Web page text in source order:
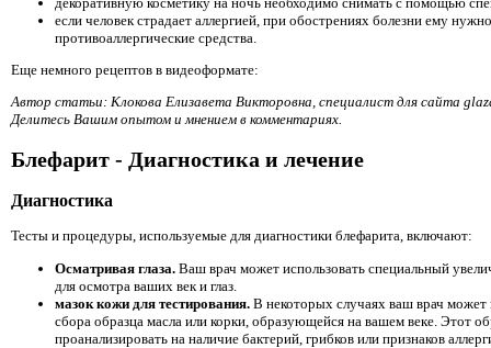
если человек страдает аллергией, при обострениях болезни ему
противоаллергические средства.
Еще немного рецептов в видеоформате:
Автор статьи: Клокова Елизавета Викторовна, специалист для сайта
Делитесь Вашим опытом и мнением в комментариях.
Блефарит - Диагностика и лечение
Диагностика
Тесты и процедуры, используемые для диагностики блефарита, включают:
Осматривая глаза. Ваш врач может использовать специальный
для осмотра ваших век и глаз.
мазок кожи для тестирования. В некоторых случаях ваш врач может
сбора образца масла или корки, образующейся на вашем веке. Этот
проанализировать на наличие бактерий, грибков или признаков